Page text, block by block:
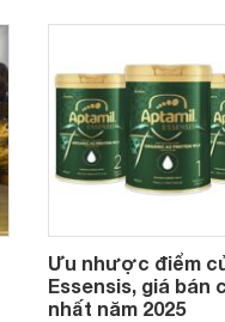
hơn so với các
4 yếu tố sau.
Ưu nhược điểm
Essensis, giá bán
nhất năm 2025